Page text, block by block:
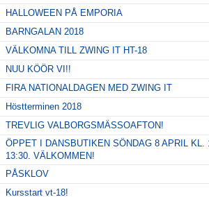
HALLOWEEN PÅ EMPORIA
BARNGALAN 2018
VÄLKOMNA TILL ZWING IT HT-18
NUU KÖÖR VI!!
FIRA NATIONALDAGEN MED ZWING IT
Höstterminen 2018
TREVLIG VALBORGSMÄSSOAFTON!
ÖPPET I DANSBUTIKEN SÖNDAG 8 APRIL KL.
13:30. VÄLKOMMEN!
PÅSKLOV
Kursstart vt-18!